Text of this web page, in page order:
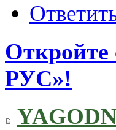
РУС»!